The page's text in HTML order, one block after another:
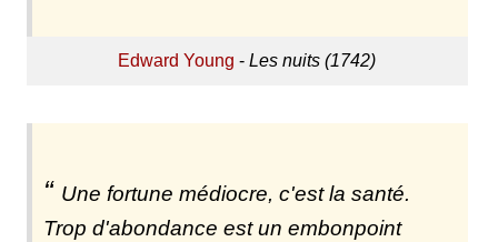
Edward Young -Les nuits (1742)
Une fortune médiocre, c'est la santé.
Trop d'abondance est un embonpoint